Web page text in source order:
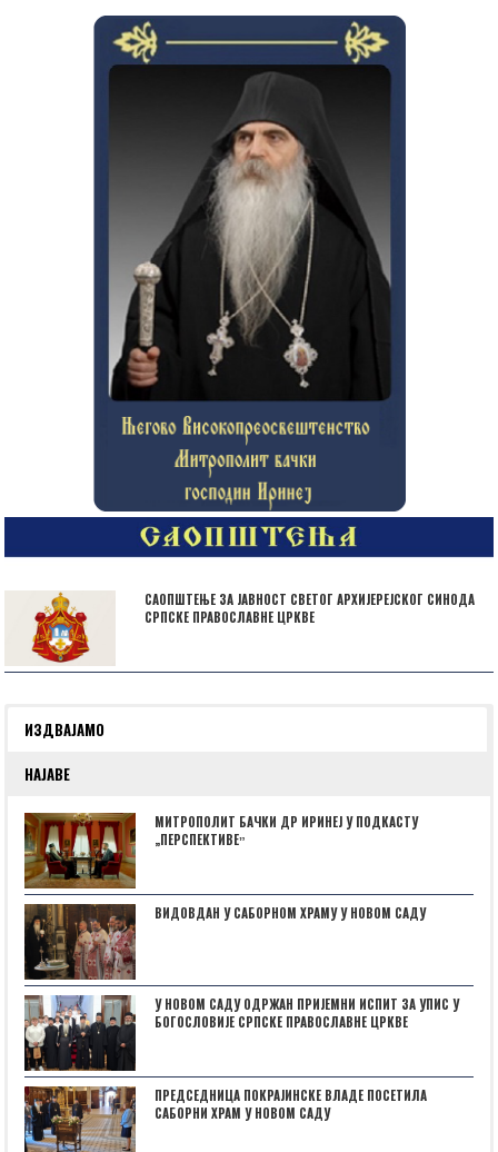
САОПШТЕЊЕ ЗА ЈАВНОСТ СВЕТОГ АРХИЈЕРЕЈСКОГ СИНОДА
СРПСКЕ ПРАВОСЛАВНЕ ЦРКВЕ
ИЗДВАЈАМО
НАЈАВЕ
МИТРОПОЛИТ БАЧКИ ДР ИРИНЕЈ У ПОДКАСТУ
„ПЕРСПЕКТИВЕˮ
ВИДОВДАН У САБОРНОМ ХРАМУ У НОВОМ САДУ
У НОВОМ САДУ ОДРЖАН ПРИЈЕМНИ ИСПИТ ЗА УПИС У
БОГОСЛОВИЈЕ СРПСКЕ ПРАВОСЛАВНЕ ЦРКВЕ
ПРЕДСЕДНИЦА ПОКРАЈИНСКЕ ВЛАДЕ ПОСЕТИЛА
САБОРНИ ХРАМ У НОВОМ САДУ